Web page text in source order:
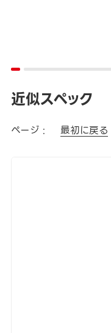
近似スペック
ページ : 最初に戻る